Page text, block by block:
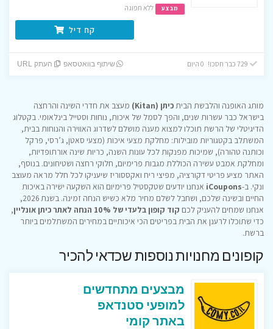
מבצע ללא תפוגה
קח דיל
שיתוף בוואטסאפ העתק URL
מותג האופנה והלבשת הביתכיתן (Kitan)
מעצב את חדרי השינה והרחצה
בישראל כבר עשרות שנים, והפך לסמל של איכות, נוחות וסטייל בינלאומי. בקטלוג
הדיגיטלי של הרשת תוכלו למצוא מענה מושלם לשדרוג האווירה והנוחות בבית,
המשתלב בקטגוריות מובילות: מחלקת מצעי איכות (מצעי סאטן, ג’רסי, פרקל
וכותנה טהורה), שמיכות מפנקות לכל עונות השנה, כריות שינה אורתופדיות,
ומחלקת אמבט עשירה הכוללת מגבות פרימיום, חלוקי רחצה ושטיחונים. בנוסף,
האתר מציע פריטי דקורציה, מפיצי ריח ואקססוריז שיעניקו לכל חלל מראה מעוצב
ונקי. ב-iCoupons אנחנו יודעים שטקסטיל פרימיום הוא השקעה ישירה באיכות
החיים ובשינה שלכם, ושחבל לשלם מחיר מלא כשיש הנחה זמינה. בשנת 2026,
אנחנו שמחים להעניק לכם קוד קופון בלעדי של 10% הנחה לאתר כיתן אונליין
,
כדי שתוכלו לרענן את הבית בפריטים הכי איכותיים במחירים המשתלמים ביותר
ברשת.
קופונים מחנויות נוספות שכדאי להכיר
מבצעים מתחדשים
למופעי סטנדאפ
באתר קומי